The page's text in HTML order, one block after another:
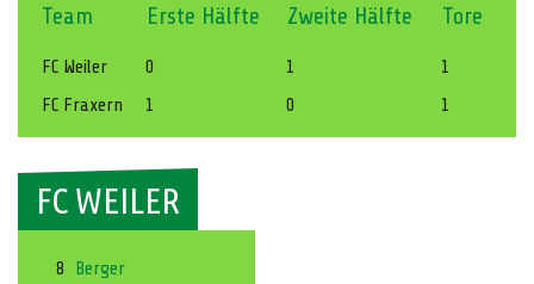
Team Erste Hälfte Zweite Hälfte Tore
FC Weiler 0 1
1
FC Fraxern
1 0 1
FC WEILER
8
Berger